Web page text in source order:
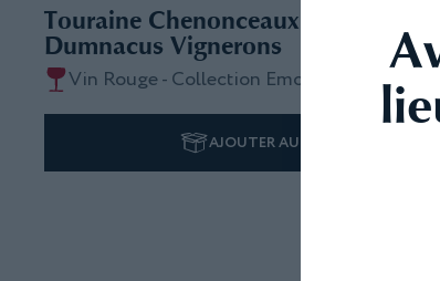
Touraine Chenonceaux AOC -
Dumnacus Vignerons
Vin Rouge - Collection Emotions
AJOUTER AU PANIER